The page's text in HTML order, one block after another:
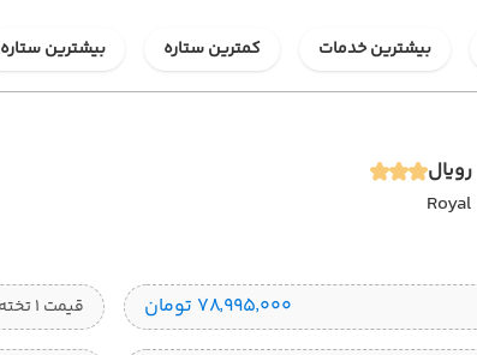
بیشترین خدمات کمترین ستاره بیشترین ستاره
رویال
Royal
۷۸٬۹۹۵٬۰۰۰ تومان قیمت 1 تخته (هرنفر)